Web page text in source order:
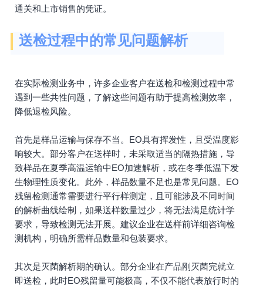
通关和上市销售的凭证。
送检过程中的常见问题解析
在实际检测业务中，许多企业客户在送检和检测过程中常
遇到一些共性问题，了解这些问题有助于提高检测效率，
降低退检风险。
首先是样品运输与保存不当。EO具有挥发性，且受温度影
响较大。部分客户在送样时，未采取适当的隔热措施，导
致样品在夏季高温运输中EO加速解析，或在冬季低温下发
生物理性质变化。此外，样品数量不足也是常见问题。EO
残留检测通常需要进行平行样测定，且可能涉及不同时间
的解析曲线绘制，如果送样数量过少，将无法满足统计学
要求，导致检测无法开展。建议企业在送样前详细咨询检
测机构，明确所需样品数量和包装要求。
其次是灭菌解析期的确认。部分企业在产品刚灭菌完就立
即送检，此时EO残留量可能极高，不仅不能代表放行时的